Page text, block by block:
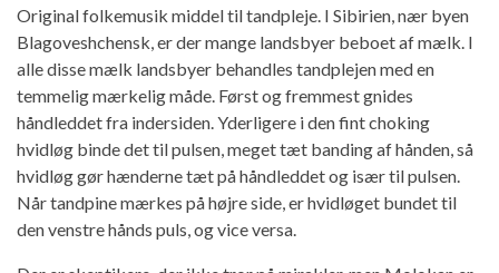
Original folkemusik middel til tandpleje. I Sibirien, nær byen
Blagoveshchensk, er der mange landsbyer beboet af mælk. I
alle disse mælk landsbyer behandles tandplejen med en
temmelig mærkelig måde. Først og fremmest gnides
håndleddet fra indersiden. Yderligere i den fint choking
hvidløg binde det til pulsen, meget tæt banding af hånden, så
hvidløg gør hænderne tæt på håndleddet og især til pulsen.
Når tandpine mærkes på højre side, er hvidløget bundet til
den venstre hånds puls, og vice versa.